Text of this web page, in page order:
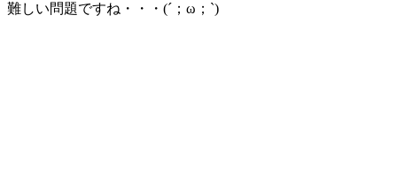
難しい問題ですね・・・(´；ω；`)